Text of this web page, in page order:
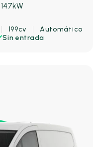
199cv
Automático
Sin entrada